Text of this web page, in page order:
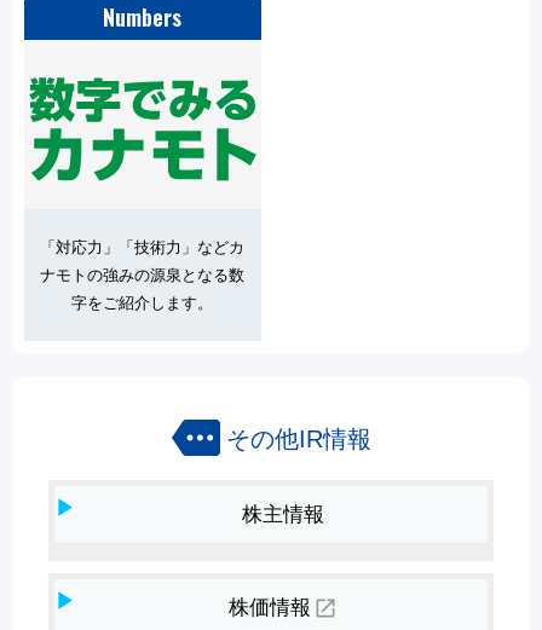
Numbers
「対応力」「技術力」などカ
ナモトの強みの源泉となる数
字をご紹介します。
more その他IR情報
株主情報
株価情報 open_in_new